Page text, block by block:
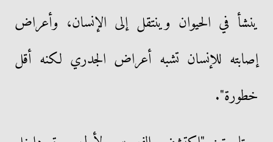
ينشأ في الحيوان وينتقل إلى الإنسان، وأعراض
إصابته للإنسان تشبه أعراض الجدري لكنه أقل
خطورة".